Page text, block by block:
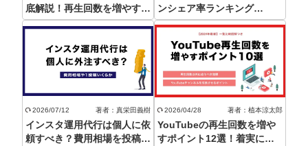
定額LINE運用代行『LINEマキトルくん』
採用YouTubeチャンネル構築『トリトル』
広告運用
会社概要・役員紹介
代表メッセージ（岩野圭佑）
取締役メッセージ（株本祐己）
業務委託
認定パートナー
底解説！再生回数を増やすた
めには？
ンシェア率ランキング
TOP10！世界と日本国内を
共に紹介！
2026/07/12 著者：真栄田義樹
インスタ運用代行は個人に依
頼すべき？費用相場を投稿代
2026/04/28 著者：植本涼太郎
YouTubeの再生回数を増や
すポイント12選！着実に成